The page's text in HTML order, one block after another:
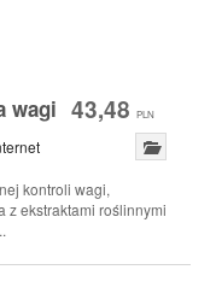
wagi 43,48 PLN
kontroli wagi,
z ekstraktami roślinnymi